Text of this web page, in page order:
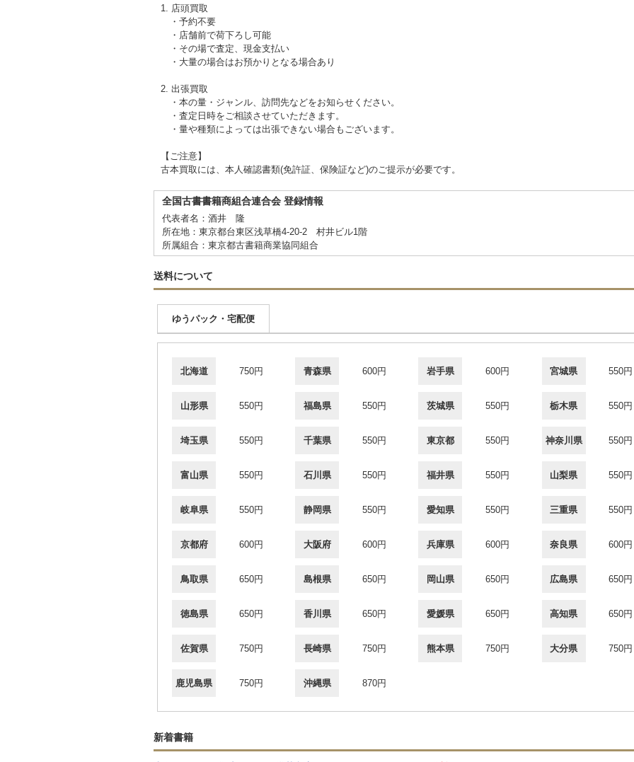
1. 店頭買取
・予約不要
・店舗前で荷下ろし可能
・その場で査定、現金支払い
・大量の場合はお預かりとなる場合あり
2. 出張買取
・本の量・ジャンル、訪問先などをお知らせください。
・査定日時をご相談させていただきます。
・量や種類によっては出張できない場合もございます。
【ご注意】
古本買取には、本人確認書類(免許証、保険証など)のご提示が必要です。
全国古書書籍商組合連合会 登録情報
代表者名：酒井 隆
所在地：東京都台東区浅草橋4-20-2 村井ビル1階
所属組合：東京都古書籍商業協同組合
送料について
ゆうパック・宅配便
北海道 750円 青森県 600円 岩手県 600円 宮城県 550円
山形県 550円 福島県 550円 茨城県 550円 栃木県 550円
埼玉県 550円 千葉県 550円 東京都 550円 神奈川県 550円
富山県 550円 石川県 550円 福井県 550円 山梨県 550円
岐阜県 550円 静岡県 550円 愛知県 550円 三重県 550円
京都府 600円 大阪府 600円 兵庫県 600円 奈良県 600円
鳥取県 650円 島根県 650円 岡山県 650円 広島県 650円
徳島県 650円 香川県 650円 愛媛県 650円 高知県 650円
佐賀県 750円 長崎県 750円 熊本県 750円 大分県 750円
鹿児島県 750円 沖縄県 870円
新着書籍